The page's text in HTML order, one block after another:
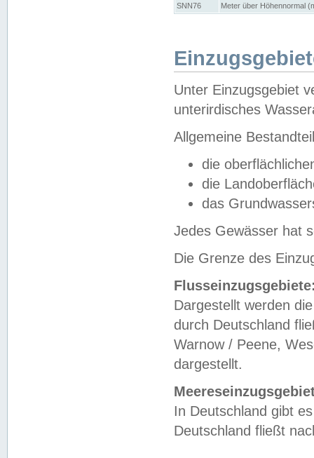
SNN76
Meter über Höhennormal
Unter Einzugsgebiet
unterirdisches
Allgemeine
die
die
das
Jedes Gewässer hat
Die Grenze des
Dargestellt werden
durch Deutschland
Warnow / Peene,
dargestellt.
In Deutschland gibt
Deutschland fließt